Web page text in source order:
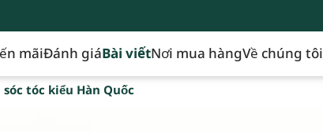
mãiĐánh giáBài viếtNơi mua hàngVề chúng tôi
tóc kiểu Hàn Quốc